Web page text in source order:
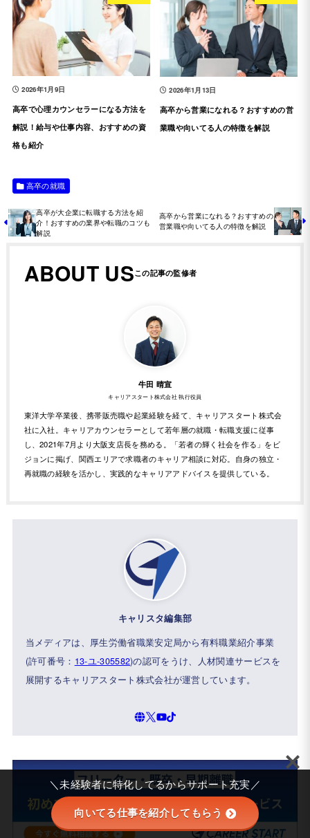
2026年1月9日
高卒で心理カウンセラーになる方法を
解説！給与や仕事内容、おすすめの資
格も紹介
2026年1月13日
高卒から営業になれる？おすすめの営
業職や向いてる人の特徴を解説
高卒の就職
高卒から営業になれる？おすすめの
営業職や向いてる人の特徴を解説
高卒が大企業に転職する方法を紹
介！おすすめの業界や転職のコツも
解説
ABOUT US
牛田 晴宣
キャリアスタート株式会社 執行役員
東洋大学卒業後、携帯販売職や起業経験を経て、キャリアスタート株式会
社に入社。キャリアカウンセラーとして若年層の就職・転職支援に従事
し、2021年7月より大阪支店長を務める。「若者の輝く社会を作る」をビ
ジョンに掲げ、関西エリアで求職者のキャリア相談に対応。自身の独立・
再就職の経験を活かし、実践的なキャリアアドバイスを提供している。
キャリスタ編集部
当メディアは、厚生労働省職業安定局から有料職業紹介事業
(許可番号： 13-ユ-305582)の認可をうけ、人材関連サービスを
展開するキャリアスタート株式会社が運営しています。
＼未経験者に特化してるからサポート充実／
向いてる仕事を紹介してもらう